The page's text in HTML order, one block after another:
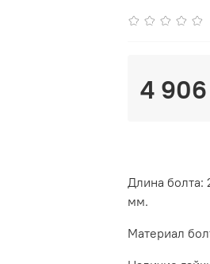
4
Длина
мм.
Материал